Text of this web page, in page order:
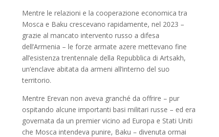
Mentre le relazioni e la cooperazione economica tra
Mosca e Baku crescevano rapidamente, nel 2023 –
grazie al mancato intervento russo a difesa
dell’Armenia – le forze armate azere mettevano fine
all’esistenza trentennale della Repubblica di Artsakh,
un’enclave abitata da armeni all’interno del suo
territorio.
Mentre Erevan non aveva granché da offrire – pur
ospitando alcune importanti basi militari russe – ed era
governata da un premier vicino ad Europa e Stati Uniti
che Mosca intendeva punire, Baku – divenuta ormai